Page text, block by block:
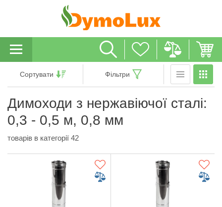
Димоходи з нержавіючої сталі:
0,3 - 0,5 м, 0,8 мм
товарів в категорії 42
Сортувати Фільтри